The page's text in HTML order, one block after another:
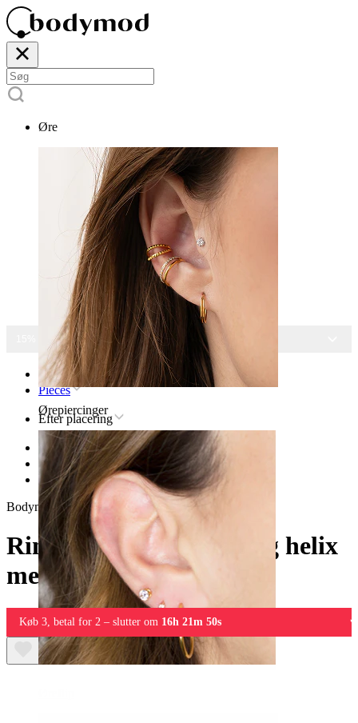
Øre
Ørepiercinger
15% RABAT PÅ ALLE SMYKKER
Forsiden
Pieces
Efter placering
Øre
Conch
Ring og stav til tragus og helix med kæde
Bodymod Trend
Ring og stav til tragus og helix
med kæde
Køb 3, betal for 2 – slutter om 16h 21m 50s